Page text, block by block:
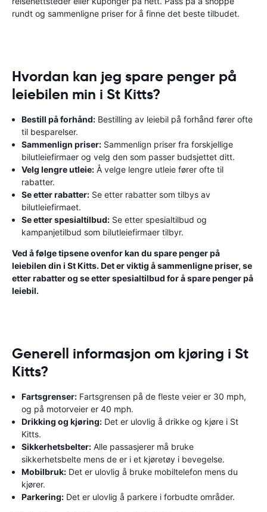
rundt og sammenligne priser for å finne det beste tilbudet.
Hvordan kan jeg spare penger på
leiebilen min i St Kitts?
Bestill på forhånd: Bestilling av leiebil på forhånd fører ofte
til besparelser.
Sammenlign priser: Sammenlign priser fra forskjellige
bilutleiefirmaer og velg den som passer budsjettet ditt.
Velg lengre utleie: Å velge lengre utleie fører ofte til
rabatter.
Se etter rabatter: Se etter rabatter som tilbys av
bilutleiefirmaet.
Se etter spesialtilbud: Se etter spesialtilbud og
kampanjetilbud som bilutleiefirmaer tilbyr.
Ved å følge tipsene ovenfor kan du spare penger på
leiebilen din i St Kitts. Det er viktig å sammenligne priser, se
etter rabatter og se etter spesialtilbud for å spare penger på
leiebil.
Generell informasjon om kjøring i St
Kitts?
Fartsgrenser: Fartsgrensen på de fleste veier er 30 mph,
og på motorveier er 40 mph.
Drikking og kjøring: Det er ulovlig å drikke og kjøre i St
Kitts.
Sikkerhetsbelter: Alle passasjerer må bruke
sikkerhetsbelte mens de er i et kjøretøy i bevegelse.
Mobilbruk: Det er ulovlig å bruke mobiltelefon mens du
kjører.
Parkering: Det er ulovlig å parkere i forbudte områder.